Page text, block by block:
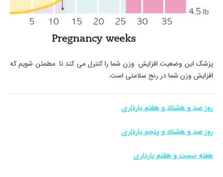
پزشک این وضعیت افزایش وزن شما را کنترل می کند تا مطمئن شویم که
افزایش وزن شما در رنج سلامتی است.
روز صد و هشتاد و هفتم بارداری
روز صد و هشتاد و پنجم بارداری
هفته بیست و هفتم بارداری